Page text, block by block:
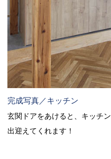
完成写真／キッチン
玄関ドアをあけると、キッチ
出迎えてくれます！